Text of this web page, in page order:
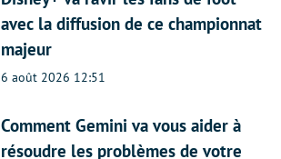
avec la diffusion de ce championnat
majeur
6 août 2026 12:51
Comment Gemini va vous aider à
résoudre les problèmes de votre